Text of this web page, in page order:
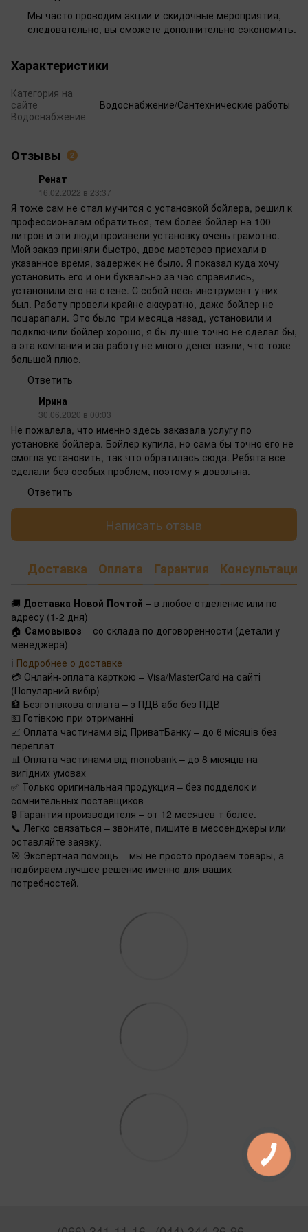
Мы часто проводим акции и скидочные мероприятия,
следовательно, вы сможете дополнительно сэкономить.
Характеристики
Категория на
сайте
Водоснабжение
Водоснабжение/Сантехнические работы
Отзывы 2
Ренат
16.02.2022 в 23:37
Я тоже сам не стал мучится с установкой бойлера, решил к
профессионалам обратиться, тем более бойлер на 100
литров и эти люди произвели установку очень грамотно.
Мой заказ приняли быстро, двое мастеров приехали в
указанное время, задержек не было. Я показал куда хочу
установить его и они буквально за час справились,
установили его на стене. С собой весь инструмент у них
был. Работу провели крайне аккуратно, даже бойлер не
поцарапали. Это было три месяца назад, установили и
подключили бойлер хорошо, я бы лучше точно не сделал бы,
а эта компания и за работу не много денег взяли, что тоже
большой плюс.
Ответить
Ирина
30.06.2020 в 00:03
Не пожалела, что именно здесь заказала услугу по
установке бойлера. Бойлер купила, но сама бы точно его не
смогла установить, так что обратилась сюда. Ребята всё
сделали без особых проблем, поэтому я довольна.
Ответить
Написать отзыв
Доставка Оплата Гарантия Консультация
🚚 Доставка Новой Почтой – в любое отделение или по
адресу (1-2 дня)
🏠 Самовывоз – со склада по договоренности (детали у
менеджера)
ℹ️ Подробнее о доставке
💳 Онлайн-оплата карткою – Visa/MasterCard на сайті
(Популярний вибір)
🏦 Безготівкова оплата – з ПДВ або без ПДВ
💵 Готівкою при отриманні
📈 Оплата частинами від ПриватБанку – до 6 місяців без
переплат
📊 Оплата частинами від monobank – до 8 місяців на
вигідних умовах
✅ Только оригинальная продукция – без подделок и
сомнительных поставщиков
🔒 Гарантия производителя – от 12 месяцев т более.
📞 Легко связаться – звоните, пишите в мессенджеры или
оставляйте заявку.
🎯 Экспертная помощь – мы не просто продаем товары, а
подбираем лучшее решение именно для ваших
потребностей.